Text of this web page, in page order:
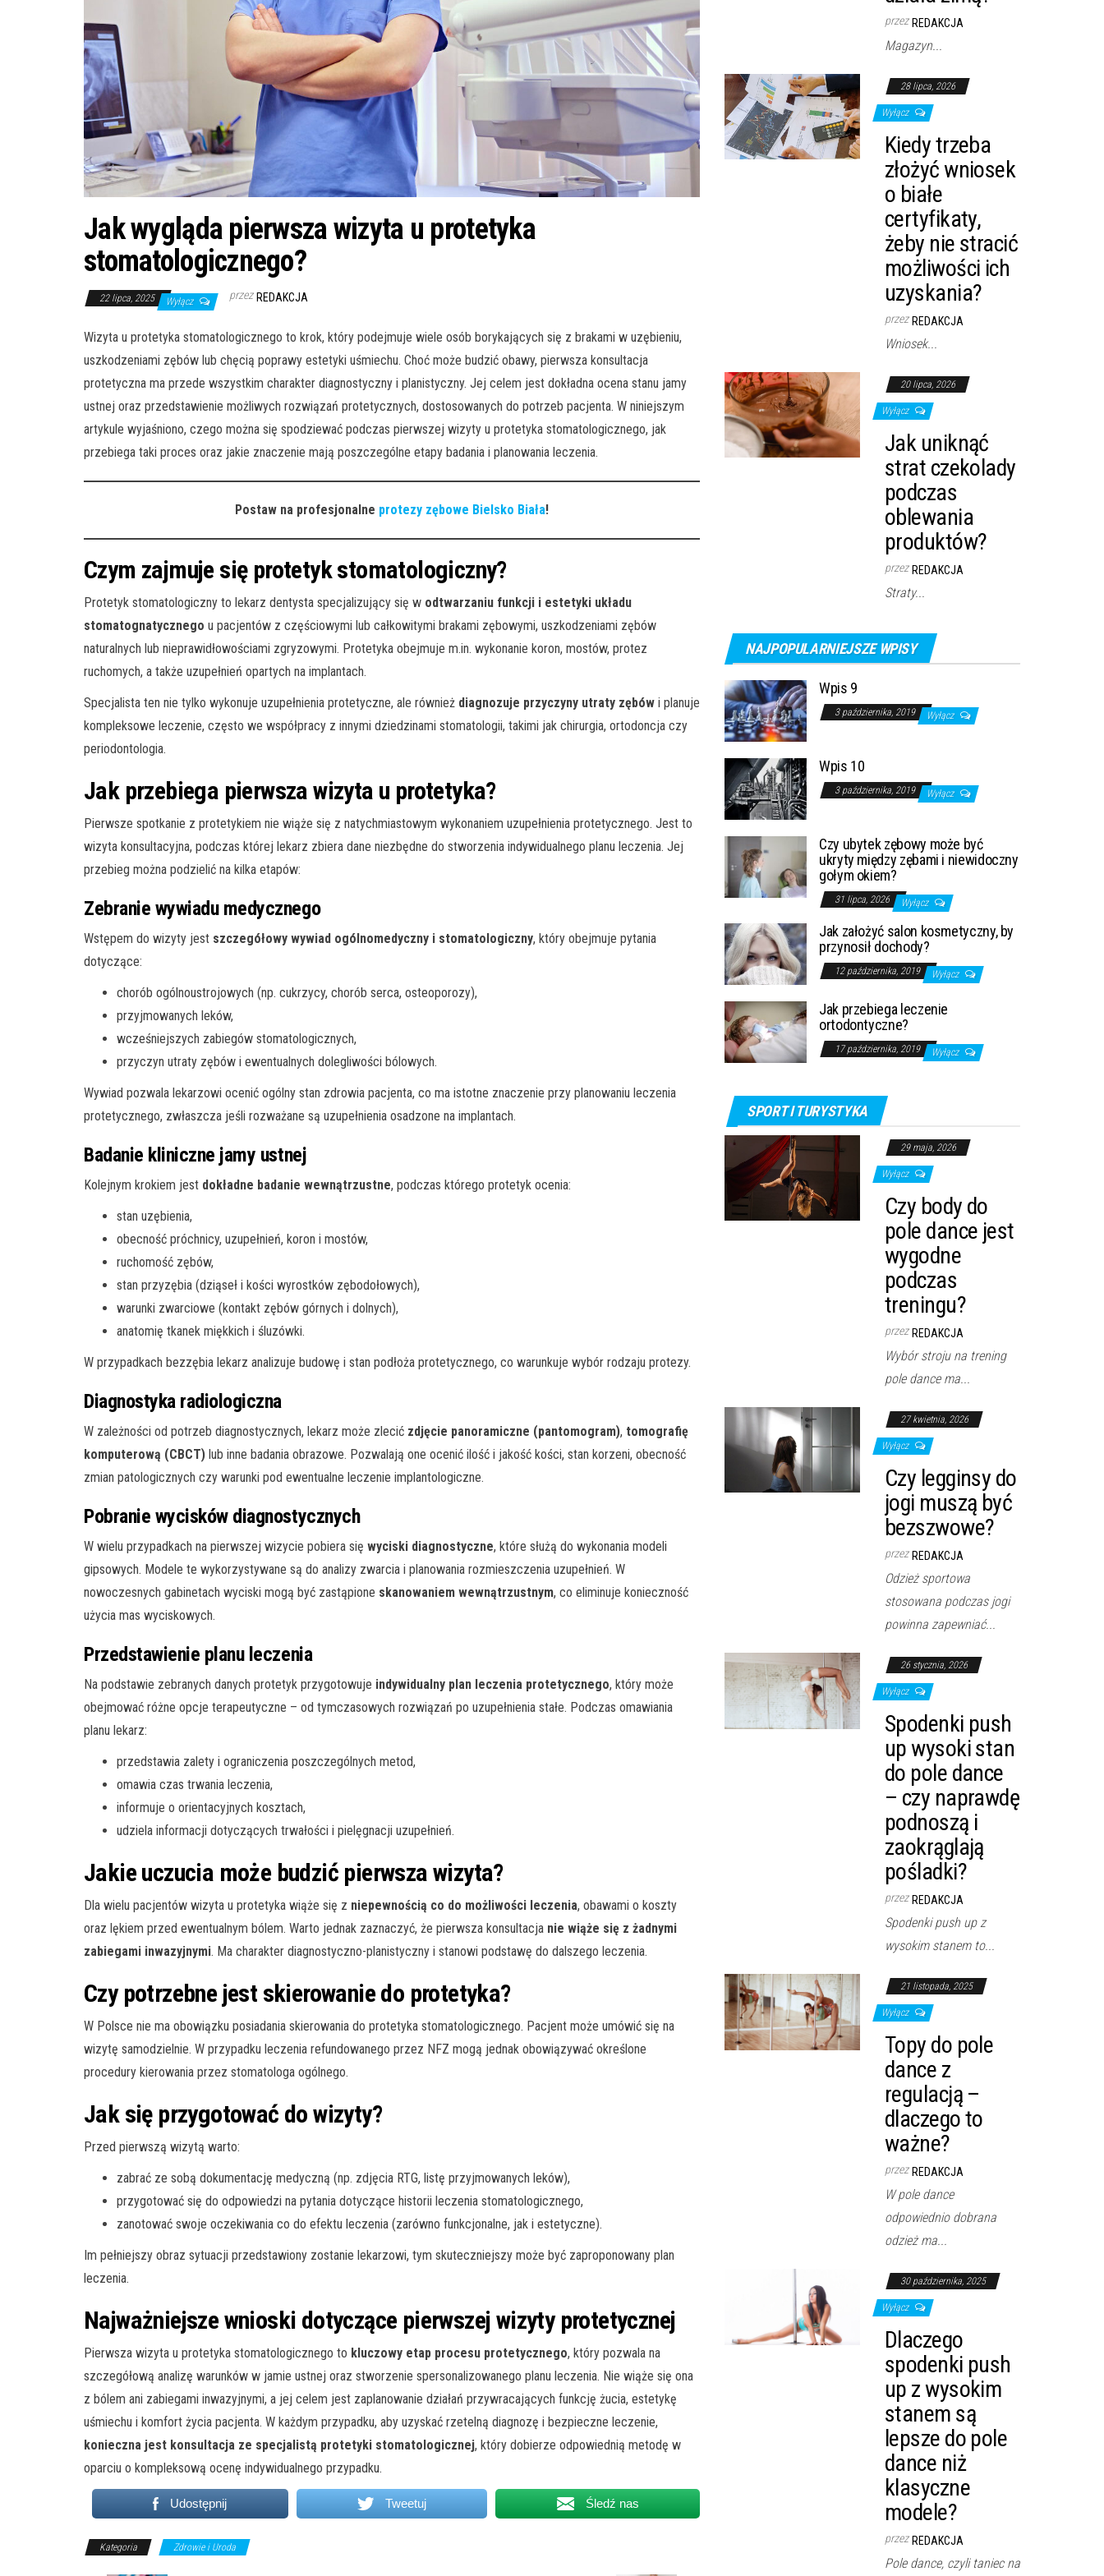
Jak wygląda pierwsza wizyta u protetyka
stomatologicznego?
22 lipca, 2025 Wyłącz przez REDAKCJA
Wizyta u protetyka stomatologicznego to krok, który podejmuje wiele osób borykających się z brakami w uzębieniu,
uszkodzeniami zębów lub chęcią poprawy estetyki uśmiechu. Choć może budzić obawy, pierwsza konsultacja
protetyczna ma przede wszystkim charakter diagnostyczny i planistyczny. Jej celem jest dokładna ocena stanu jamy
ustnej oraz przedstawienie możliwych rozwiązań protetycznych, dostosowanych do potrzeb pacjenta. W niniejszym
artykule wyjaśniono, czego można się spodziewać podczas pierwszej wizyty u protetyka stomatologicznego, jak
przebiega taki proces oraz jakie znaczenie mają poszczególne etapy badania i planowania leczenia.
Postaw na profesjonalne protezy zębowe Bielsko Biała!
Czym zajmuje się protetyk stomatologiczny?
Protetyk stomatologiczny to lekarz dentysta specjalizujący się w odtwarzaniu funkcji i estetyki układu
stomatognatycznego u pacjentów z częściowymi lub całkowitymi brakami zębowymi, uszkodzeniami zębów
naturalnych lub nieprawidłowościami zgryzowymi. Protetyka obejmuje m.in. wykonanie koron, mostów, protez
ruchomych, a także uzupełnień opartych na implantach.
Specjalista ten nie tylko wykonuje uzupełnienia protetyczne, ale również diagnozuje przyczyny utraty zębów i planuje
kompleksowe leczenie, często we współpracy z innymi dziedzinami stomatologii, takimi jak chirurgia, ortodoncja czy
periodontologia.
Jak przebiega pierwsza wizyta u protetyka?
Pierwsze spotkanie z protetykiem nie wiąże się z natychmiastowym wykonaniem uzupełnienia protetycznego. Jest to
wizyta konsultacyjna, podczas której lekarz zbiera dane niezbędne do stworzenia indywidualnego planu leczenia. Jej
przebieg można podzielić na kilka etapów:
Zebranie wywiadu medycznego
Wstępem do wizyty jest szczegółowy wywiad ogólnomedyczny i stomatologiczny, który obejmuje pytania
dotyczące:
chorób ogólnoustrojowych (np. cukrzycy, chorób serca, osteoporozy),
przyjmowanych leków,
wcześniejszych zabiegów stomatologicznych,
przyczyn utraty zębów i ewentualnych dolegliwości bólowych.
Wywiad pozwala lekarzowi ocenić ogólny stan zdrowia pacjenta, co ma istotne znaczenie przy planowaniu leczenia
protetycznego, zwłaszcza jeśli rozważane są uzupełnienia osadzone na implantach.
Badanie kliniczne jamy ustnej
Kolejnym krokiem jest dokładne badanie wewnątrzustne, podczas którego protetyk ocenia:
stan uzębienia,
obecność próchnicy, uzupełnień, koron i mostów,
ruchomość zębów,
stan przyzębia (dziąseł i kości wyrostków zębodołowych),
warunki zwarciowe (kontakt zębów górnych i dolnych),
anatomię tkanek miękkich i śluzówki.
W przypadkach bezzębia lekarz analizuje budowę i stan podłoża protetycznego, co warunkuje wybór rodzaju protezy.
Diagnostyka radiologiczna
W zależności od potrzeb diagnostycznych, lekarz może zlecić zdjęcie panoramiczne (pantomogram), tomografię
komputerową (CBCT) lub inne badania obrazowe. Pozwalają one ocenić ilość i jakość kości, stan korzeni, obecność
zmian patologicznych czy warunki pod ewentualne leczenie implantologiczne.
Pobranie wycisków diagnostycznych
W wielu przypadkach na pierwszej wizycie pobiera się wyciski diagnostyczne, które służą do wykonania modeli
gipsowych. Modele te wykorzystywane są do analizy zwarcia i planowania rozmieszczenia uzupełnień. W
nowoczesnych gabinetach wyciski mogą być zastąpione skanowaniem wewnątrzustnym, co eliminuje konieczność
użycia mas wyciskowych.
Przedstawienie planu leczenia
Na podstawie zebranych danych protetyk przygotowuje indywidualny plan leczenia protetycznego, który może
obejmować różne opcje terapeutyczne – od tymczasowych rozwiązań po uzupełnienia stałe. Podczas omawiania
planu lekarz:
przedstawia zalety i ograniczenia poszczególnych metod,
omawia czas trwania leczenia,
informuje o orientacyjnych kosztach,
udziela informacji dotyczących trwałości i pielęgnacji uzupełnień.
Jakie uczucia może budzić pierwsza wizyta?
Dla wielu pacjentów wizyta u protetyka wiąże się z niepewnością co do możliwości leczenia, obawami o koszty
oraz lękiem przed ewentualnym bólem. Warto jednak zaznaczyć, że pierwsza konsultacja nie wiąże się z żadnymi
zabiegami inwazyjnymi. Ma charakter diagnostyczno-planistyczny i stanowi podstawę do dalszego leczenia.
Czy potrzebne jest skierowanie do protetyka?
W Polsce nie ma obowiązku posiadania skierowania do protetyka stomatologicznego. Pacjent może umówić się na
wizytę samodzielnie. W przypadku leczenia refundowanego przez NFZ mogą jednak obowiązywać określone
procedury kierowania przez stomatologa ogólnego.
Jak się przygotować do wizyty?
Przed pierwszą wizytą warto:
zabrać ze sobą dokumentację medyczną (np. zdjęcia RTG, listę przyjmowanych leków),
przygotować się do odpowiedzi na pytania dotyczące historii leczenia stomatologicznego,
zanotować swoje oczekiwania co do efektu leczenia (zarówno funkcjonalne, jak i estetyczne).
Im pełniejszy obraz sytuacji przedstawiony zostanie lekarzowi, tym skuteczniejszy może być zaproponowany plan
leczenia.
Najważniejsze wnioski dotyczące pierwszej wizyty protetycznej
Pierwsza wizyta u protetyka stomatologicznego to kluczowy etap procesu protetycznego, który pozwala na
szczegółową analizę warunków w jamie ustnej oraz stworzenie spersonalizowanego planu leczenia. Nie wiąże się ona
z bólem ani zabiegami inwazyjnymi, a jej celem jest zaplanowanie działań przywracających funkcję żucia, estetykę
uśmiechu i komfort życia pacjenta. W każdym przypadku, aby uzyskać rzetelną diagnozę i bezpieczne leczenie,
konieczna jest konsultacja ze specjalistą protetyki stomatologicznej, który dobierze odpowiednią metodę w
oparciu o kompleksową ocenę indywidualnego przypadku.
Udostępnij Tweetuj Śledź nas
Kategoria Zdrowie i Uroda
przez REDAKCJA
Magazyn...
28 lipca, 2026
Wyłącz
Kiedy trzeba
złożyć wniosek
o białe
certyfikaty,
żeby nie stracić
możliwości ich
uzyskania?
przez REDAKCJA
Wniosek...
20 lipca, 2026
Wyłącz
Jak uniknąć
strat czekolady
podczas
oblewania
produktów?
przez REDAKCJA
Straty...
NAJPOPULARNIEJSZE WPISY
Wpis 9
3 października, 2019 Wyłącz
Wpis 10
3 października, 2019 Wyłącz
Czy ubytek zębowy może być
ukryty między zębami i niewidoczny
gołym okiem?
31 lipca, 2026 Wyłącz
Jak założyć salon kosmetyczny, by
przynosił dochody?
12 października, 2019 Wyłącz
Jak przebiega leczenie
ortodontyczne?
17 października, 2019 Wyłącz
SPORT I TURYSTYKA
29 maja, 2026
Wyłącz
Czy body do
pole dance jest
wygodne
podczas
treningu?
przez REDAKCJA
Wybór stroju na trening
pole dance ma...
27 kwietnia, 2026
Wyłącz
Czy legginsy do
jogi muszą być
bezszwowe?
przez REDAKCJA
Odzież sportowa
stosowana podczas jogi
powinna zapewniać...
26 stycznia, 2026
Wyłącz
Spodenki push
up wysoki stan
do pole dance
– czy naprawdę
podnoszą i
zaokrąglają
pośladki?
przez REDAKCJA
Spodenki push up z
wysokim stanem to...
21 listopada, 2025
Wyłącz
Topy do pole
dance z
regulacją –
dlaczego to
ważne?
przez REDAKCJA
W pole dance
odpowiednio dobrana
odzież ma...
30 października, 2025
Wyłącz
Dlaczego
spodenki push
up z wysokim
stanem są
lepsze do pole
dance niż
klasyczne
modele?
przez REDAKCJA
Pole dance, czyli taniec na